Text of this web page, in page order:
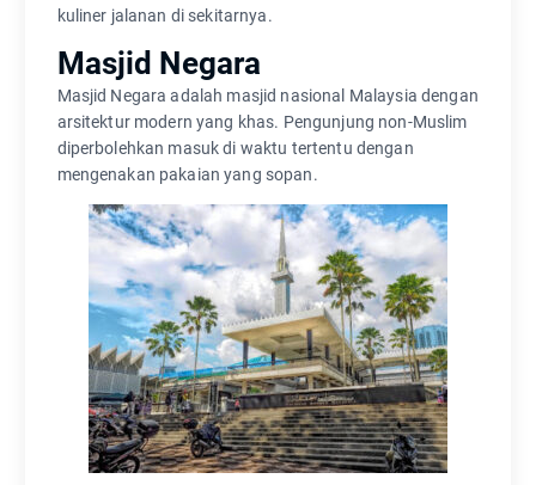
kuliner jalanan di sekitarnya.
Masjid Negara
Masjid Negara adalah masjid nasional Malaysia dengan
arsitektur modern yang khas. Pengunjung non-Muslim
diperbolehkan masuk di waktu tertentu dengan
mengenakan pakaian yang sopan.